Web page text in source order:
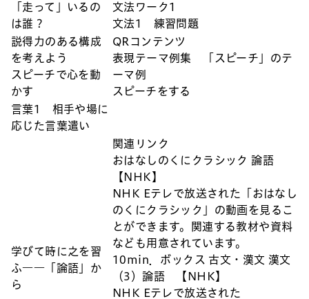
「走って」いるの
は誰？
文法ワーク1
文法1 練習問題
説得力のある構成
を考えよう
スピーチで心を動
かす
QRコンテンツ
表現テーマ例集 「スピーチ」のテ
ーマ例
スピーチをする
言葉1 相手や場に
応じた言葉遣い
学びて時に之を習
ふ――「論語」か
ら
関連リンク
おはなしのくにクラシック 論語
【NHK】
NHK Eテレで放送された「おはなし
のくにクラシック」の動画を見るこ
とができます。関連する教材や資料
なども用意されています。
10min．ボックス 古文・漢文 漢文
（3）論語 【NHK】
NHK Eテレで放送された